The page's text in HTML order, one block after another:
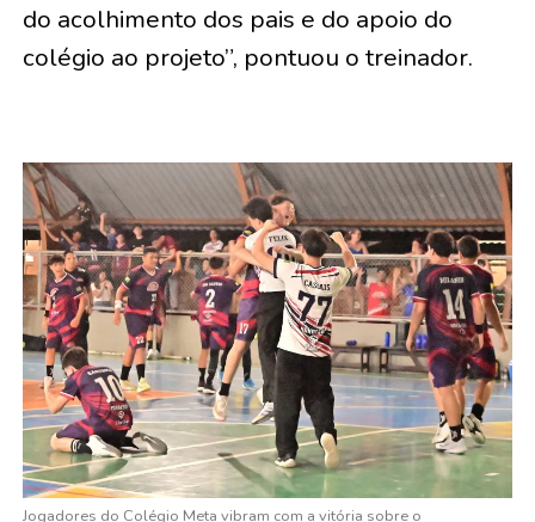
do acolhimento dos pais e do apoio do
colégio ao projeto”, pontuou o treinador.
Jogadores do Colégio Meta vibram com a vitória sobre o